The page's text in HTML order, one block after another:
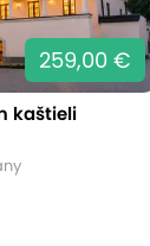
259,00 €
kaštieli